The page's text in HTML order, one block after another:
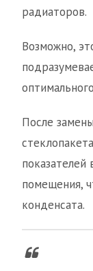
радиаторов.
Возможно,
После
помещения,
конденсата.